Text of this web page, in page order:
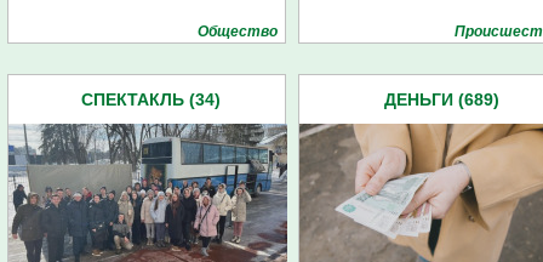
Общество
СПЕКТАКЛЬ (34) ДЕНЬГИ (689)